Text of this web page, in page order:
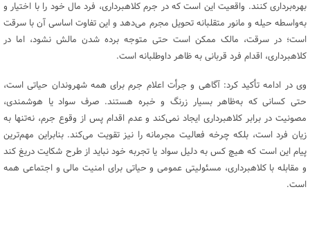
بهره‌برداری کنند. واقعیت این است که در جرم کلاهبرداری، فرد مال خود را با اختیار و
به‌واسطه حیله و مانور متقلبانه تحویل مجرم می‌دهد و این تفاوت اساسی آن با سرقت
است؛ در سرقت، مالک ممکن است حتی متوجه برده شدن مالش نشود، اما در
کلاهبرداری، اقدام فرد قربانی به ظاهر داوطلبانه است.
وی در ادامه تأکید کرد: آگاهی و جرأت اعلام جرم برای همه شهروندان حیاتی است،
حتی کسانی که به‌ظاهر بسیار زرنگ و خبره هستند. صرف سواد یا هوشمندی،
مصونیت در برابر کلاهبرداری ایجاد نمی‌کند و عدم اقدام پس از وقوع جرم، نه‌تنها به
زیان فرد است، بلکه چرخه فعالیت مجرمانه را نیز تقویت می‌کند. بنابراین مهم‌ترین
پیام این است که هیچ کس به دلیل سواد یا تجربه خود نباید از طرح شکایت دریغ کند
و مقابله با کلاهبرداری، مسئولیتی عمومی و حیاتی برای امنیت مالی و اجتماعی همه
است.